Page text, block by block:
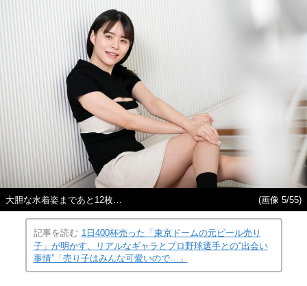
大胆な水着姿まであと12枚… (画像 5/55)
記事を読む 1日400杯売った「東京ドームの元ビール売り
子」が明かす、リアルなギャラとプロ野球選手との“出会い
事情”「売り子はみんな可愛いので…」